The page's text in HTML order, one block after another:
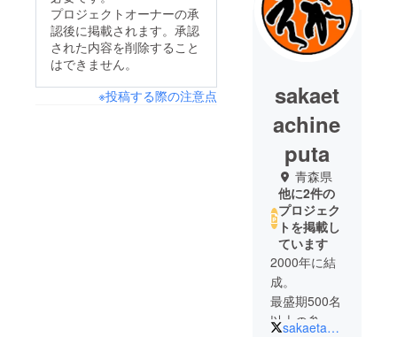
プロジェクトオーナーの承
認後に掲載されます。承認
された内容を削除すること
はできません。
※投稿する際の注意点
sakaet
achine
puta
青森県
他に2件の
プロジェク
トを掲載し
ています
2000年に結
成。
最盛期500名
以上の参加 sakaetachineput